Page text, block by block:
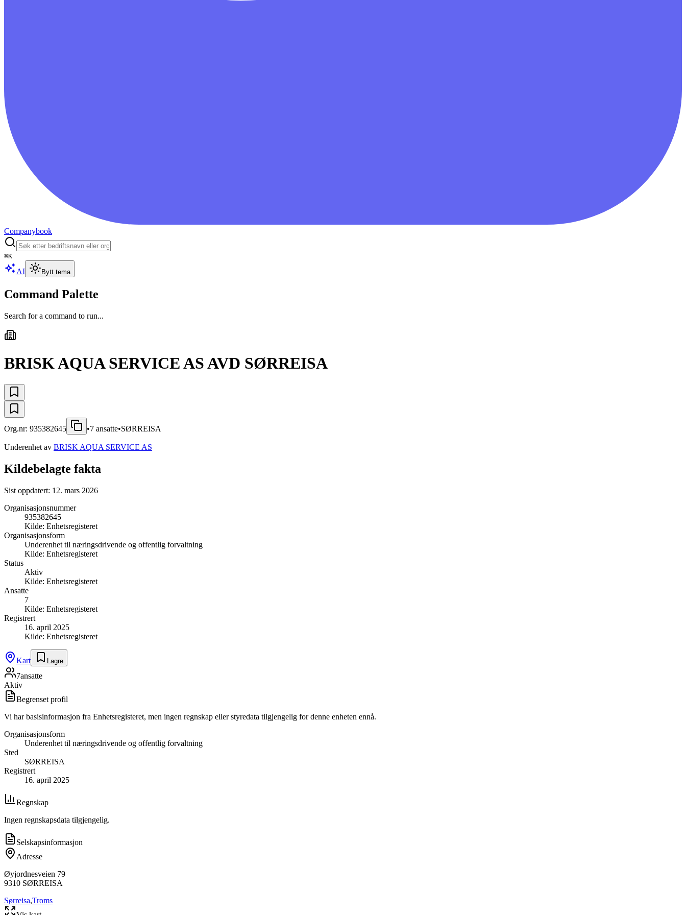
Companybook
⌘K
AI Bytt tema
Command Palette
Search for a command to run...
BRISK AQUA SERVICE AS AVD SØRREISA
Org.nr: 935382645 •7 ansatte•SØRREISA
Underenhet av BRISK AQUA SERVICE AS
Kildebelagte fakta
Sist oppdatert: 12. mars 2026
Organisasjonsnummer
935382645
Kilde: Enhetsregisteret
Organisasjonsform
Underenhet til næringsdrivende og offentlig forvaltning
Kilde: Enhetsregisteret
Status
Aktiv
Kilde: Enhetsregisteret
Ansatte
7
Kilde: Enhetsregisteret
Registrert
16. april 2025
Kilde: Enhetsregisteret
Kart Lagre
7ansatte
Aktiv
Begrenset profil
Vi har basisinformasjon fra Enhetsregisteret, men ingen regnskap eller styredata tilgjengelig for denne enheten ennå.
Organisasjonsform
Underenhet til næringsdrivende og offentlig forvaltning
Sted
SØRREISA
Registrert
16. april 2025
Regnskap
Ingen regnskapsdata tilgjengelig.
Selskapsinformasjon
Adresse
Øyjordnesveien 79
9310 SØRREISA
Sørreisa,Troms